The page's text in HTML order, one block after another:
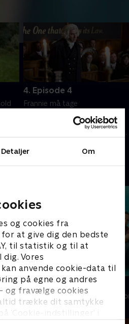
Detaljer Om
og cookies fra
at give dig den bedste
til statistik og til at
Vores
anvende cookie-data til
på egne og andres
og fravælge cookies
trække dit samtykke
’Cookie-indstillinger’ i
4. Episode 4
Frannie må tage
chokerende sandhed om
ægteparret Benhams mord og
afsløret?
Løgnen
Drama • 1